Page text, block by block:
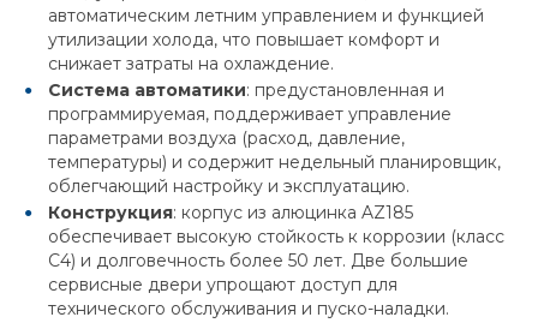
автоматическим летним управлением и функцией
утилизации холода, что повышает комфорт и
снижает затраты на охлаждение.
Система автоматики: предустановленная и
программируемая, поддерживает управление
параметрами воздуха (расход, давление,
температуры) и содержит недельный планировщик,
облегчающий настройку и эксплуатацию.
Конструкция: корпус из алюцинка AZ185
обеспечивает высокую стойкость к коррозии (класс
С4) и долговечность более 50 лет. Две большие
сервисные двери упрощают доступ для
технического обслуживания и пуско-наладки.